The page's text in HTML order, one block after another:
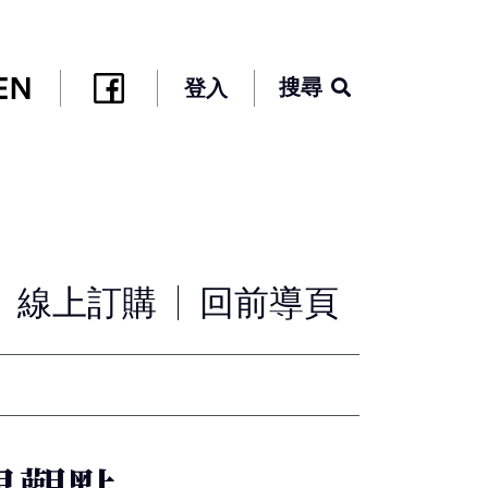
登入 搜尋
線上訂購 回前導頁